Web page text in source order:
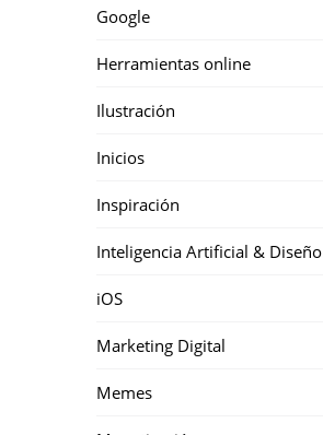
Google
Herramientas online
Ilustración
Inicios
Inspiración
Inteligencia Artificial & Diseño
iOS
Marketing Digital
Memes